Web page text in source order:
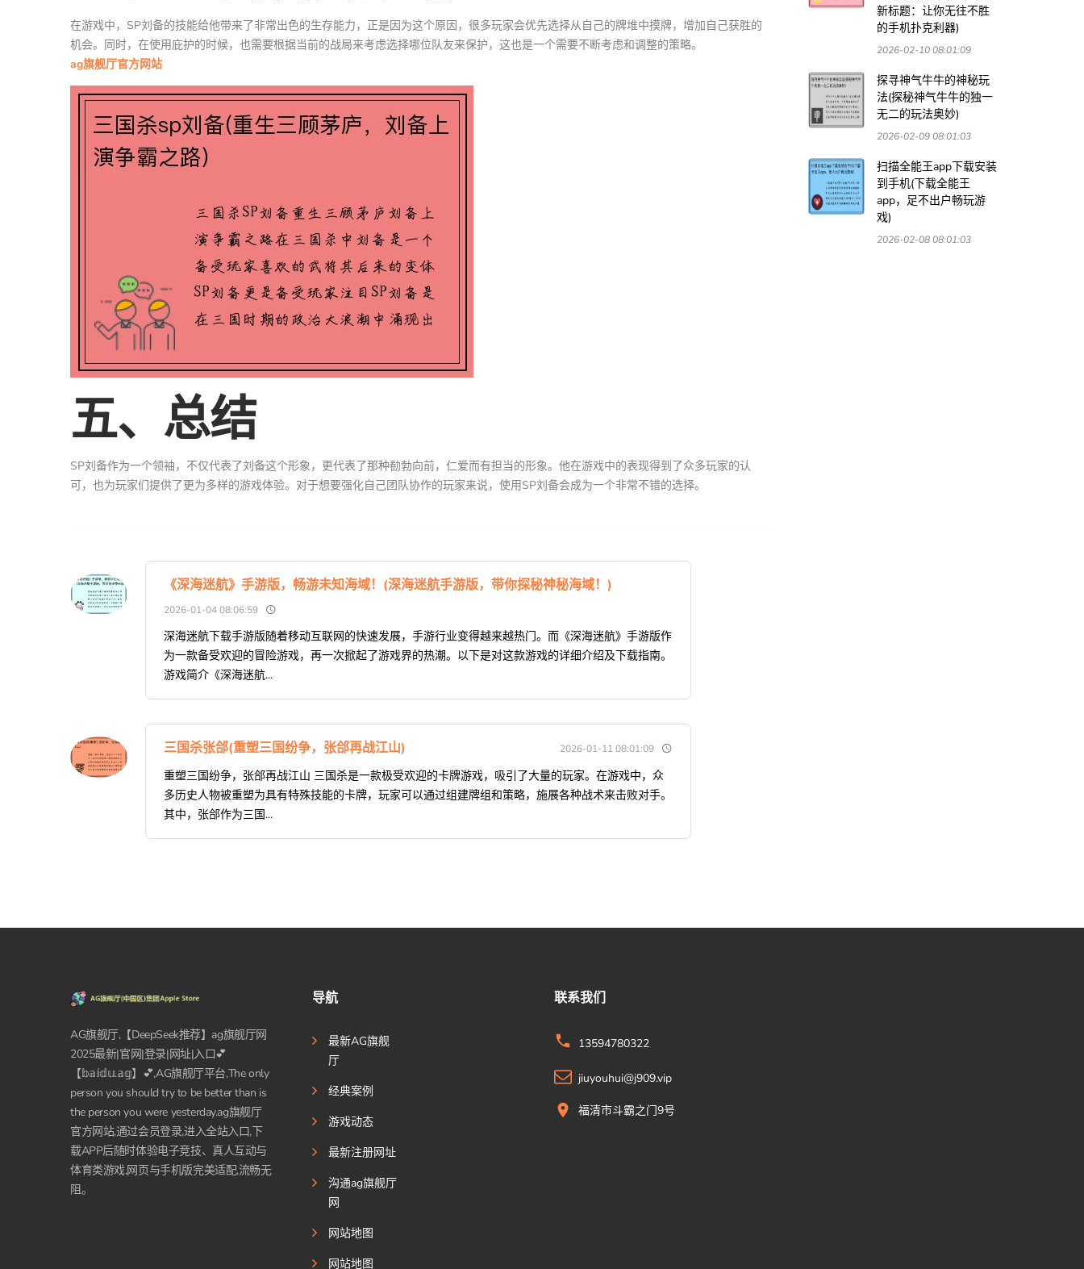
在游戏中，SP刘备的技能给他带来了非常出色的生存能力，正是因为这个原因，很多玩家会优先选择从自己的牌堆中摸牌，增加自己获胜的
机会。同时，在使用庇护的时候，也需要根据当前的战局来考虑选择哪位队友来保护，这也是一个需要不断考虑和调整的策略。
ag旗舰厅官方网站
五、总结
SP刘备作为一个领袖，不仅代表了刘备这个形象，更代表了那种勌勃向前，仁爱而有担当的形象。他在游戏中的表现得到了众多玩家的认
可，也为玩家们提供了更为多样的游戏体验。对于想要强化自己团队协作的玩家来说，使用SP刘备会成为一个非常不错的选择。
《深海迷航》手游版，畅游未知海域！(深海迷航手游版，带你探秘神秘海域！)
2026-01-04 08:06:59
深海迷航下载手游版随着移动互联网的快速发展，手游行业变得越来越热门。而《深海迷航》手游版作
为一款备受欢迎的冒险游戏，再一次掀起了游戏界的热潮。以下是对这款游戏的详细介绍及下载指南。
游戏简介《深海迷航...
三国杀张郃(重塑三国纷争，张郃再战江山) 2026-01-11 08:01:09
重塑三国纷争，张郃再战江山 三国杀是一款极受欢迎的卡牌游戏，吸引了大量的玩家。在游戏中，众
多历史人物被重塑为具有特殊技能的卡牌，玩家可以通过组建牌组和策略，施展各种战术来击败对手。
其中，张郃作为三国...
新标题：让你无往不胜
的手机扑克利器)
2026-02-10 08:01:09
探寻神气牛牛的神秘玩
法(探秘神气牛牛的独一
无二的玩法奥妙)
2026-02-09 08:01:03
扫描全能王app下载安装
到手机(下载全能王
app，足不出户畅玩游
戏)
2026-02-08 08:01:03
AG旗舰厅,【DeepSeek推荐】ag旗舰厅网
2025最新|官网|登录|网址|入口💕
【𝕓𝕒𝕚𝕕𝕦.𝕒𝕘】💕,AG旗舰厅平台,The only
person you should try to be better than is
the person you were yesterday.ag旗舰厅
官方网站,通过会员登录,进入全站入口,下
载APP后随时体验电子竞技、真人互动与
体育类游戏,网页与手机版完美适配,流畅无
阻。
导航
最新AG旗舰
厅
经典案例
游戏动态
最新注册网址
沟通ag旗舰厅
网
网站地图
网站地图
联系我们
13594780322
jiuyouhui@j909.vip
福清市斗霸之门9号